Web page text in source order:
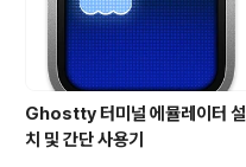
Ghostty 터미널 에뮬레이터 설
치 및 간단 사용기